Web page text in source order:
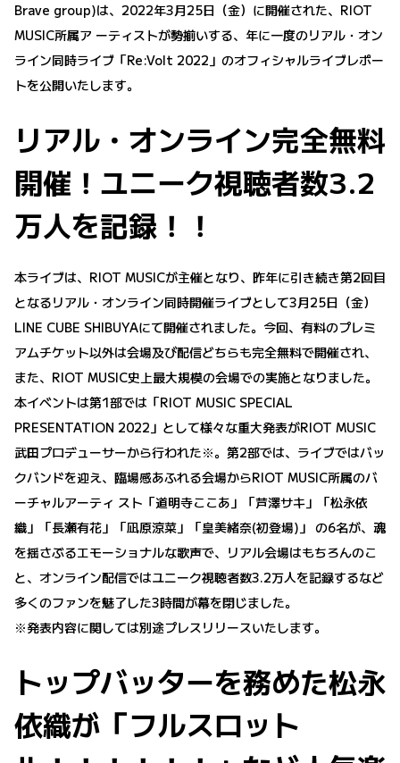
Brave group)は、2022年3月25日（金）に開催された、RIOT
MUSIC所属ア ーティストが勢揃いする、年に一度のリアル・オン
ライン同時ライブ「Re:Volt 2022」のオフィシャルライブレポー
トを公開いたします。
リアル・オンライン完全無料
開催！ユニーク視聴者数3.2
万人を記録！！
本ライブは、RIOT MUSICが主催となり、昨年に引き続き第2回目
となるリアル・オンライン同時開催ライブとして3月25日（金）
LINE CUBE SHIBUYAにて開催されました。今回、有料のプレミ
アムチケット以外は会場及び配信どちらも完全無料で開催され、
また、RIOT MUSIC史上最大規模の会場での実施となりました。
本イベントは第1部では「RIOT MUSIC SPECIAL
PRESENTATION 2022」として様々な重大発表がRIOT MUSIC
武田プロデューサーから行われた※。第2部では、ライブではバッ
クバンドを迎え、臨場感あふれる会場からRIOT MUSIC所属のバ
ーチャルアーティ スト「道明寺ここあ」「芦澤サキ」「松永依
織」「長瀬有花」「凪原涼菜」「皇美緒奈(初登場)」 の6名が、魂
を揺さぶるエモーショナルな歌声で、リアル会場はもちろんのこ
と、オンライン配信ではユニーク視聴者数3.2万人を記録するなど
多くのファンを魅了した3時間が幕を閉じました。
※発表内容に関しては別途プレスリリースいたします。
トップバッターを務めた松永
依織が「フルスロット